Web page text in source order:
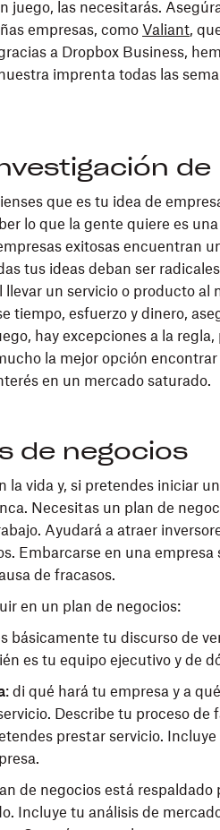
juego, las necesitarás.
empresas, como Valiant,
a Dropbox Business,
imprenta todas las
que es tu idea de
lo que la gente quiere es
exitosas encuentran
tus ideas deban ser
un servicio o producto al
tiempo, esfuerzo y dinero,
hay excepciones a la
la mejor opción
en un mercado saturado.
de negocios
la vida y, si pretendes iniciar
Necesitas un plan de
Ayudará a atraer
Embarcarse en una
de fracasos.
en un plan de negocios:
básicamente tu discurso de
es tu equipo ejecutivo y de
: di qué hará tu empresa y a
Describe tu proceso de
prestar servicio.
de negocios está
Incluye tu análisis de